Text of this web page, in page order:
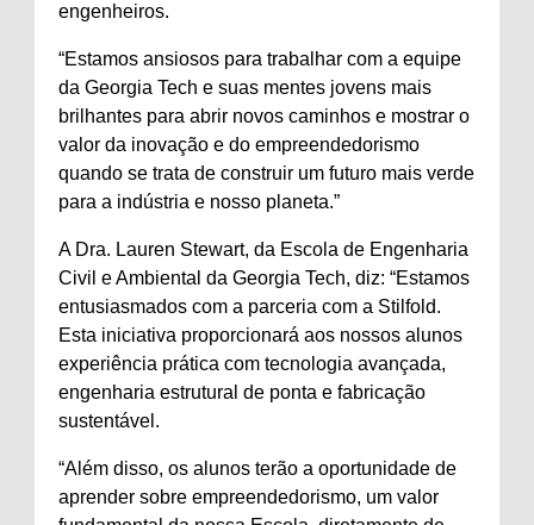
engenheiros.
“Estamos ansiosos para trabalhar com a equipe
da Georgia Tech e suas mentes jovens mais
brilhantes para abrir novos caminhos e mostrar o
valor da inovação e do empreendedorismo
quando se trata de construir um futuro mais verde
para a indústria e nosso planeta.”
A Dra. Lauren Stewart, da Escola de Engenharia
Civil e Ambiental da Georgia Tech, diz: “Estamos
entusiasmados com a parceria com a Stilfold.
Esta iniciativa proporcionará aos nossos alunos
experiência prática com tecnologia avançada,
engenharia estrutural de ponta e fabricação
sustentável.
“Além disso, os alunos terão a oportunidade de
aprender sobre empreendedorismo, um valor